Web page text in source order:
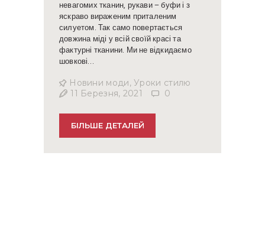
невагомих тканин, рукави – буфи і з
яскраво вираженим приталеним
силуетом. Так само повертається
довжина міді у всій своїй красі та
фактурні тканини. Ми не відкидаємо
шовкові…
Новини моди,Уроки стилю
11 Березня, 2021
0
БІЛЬШЕ ДЕТАЛЕЙ